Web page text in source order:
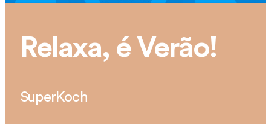
Relaxa, é Verão!
SuperKoch